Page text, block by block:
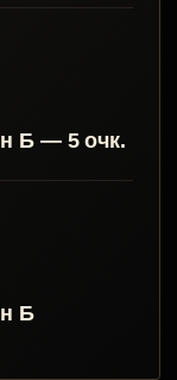
Б — 5 очк.
Б